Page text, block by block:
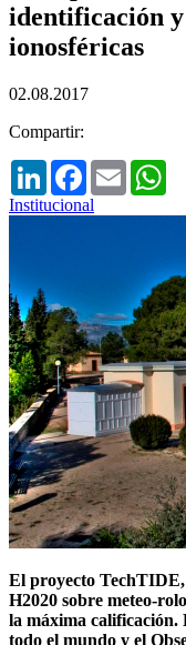
identificación
ionosféricas
02.08.2017
Compartir:
LinkedInFacebook
Email
Institucional
El proyecto
H2020 sobre meteo-
la máxima calificación.
todo el mundo y el